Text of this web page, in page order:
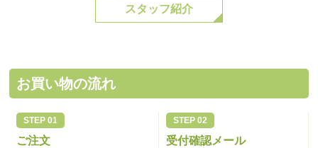
スタッフ紹介
お買い物の流れ
ご注文 受付確認メール